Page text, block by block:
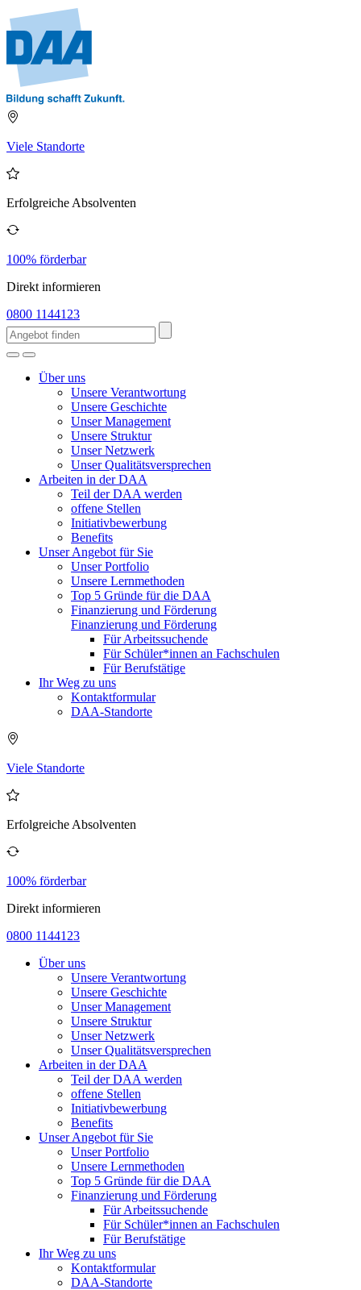
Viele Standorte
Erfolgreiche Absolventen
100% förderbar
Direkt informieren
0800 1144123
Über uns
Unsere Verantwortung
Unsere Geschichte
Unser Management
Unsere Struktur
Unser Netzwerk
Unser Qualitätsversprechen
Arbeiten in der DAA
Teil der DAA werden
offene Stellen
Initiativbewerbung
Benefits
Unser Angebot für Sie
Unser Portfolio
Unsere Lernmethoden
Top 5 Gründe für die DAA
Finanzierung und Förderung
Finanzierung und Förderung
Für Arbeitssuchende
Für Schüler*innen an Fachschulen
Für Berufstätige
Ihr Weg zu uns
Kontaktformular
DAA-Standorte
Viele Standorte
Erfolgreiche Absolventen
100% förderbar
Direkt informieren
0800 1144123
Über uns
Unsere Verantwortung
Unsere Geschichte
Unser Management
Unsere Struktur
Unser Netzwerk
Unser Qualitätsversprechen
Arbeiten in der DAA
Teil der DAA werden
offene Stellen
Initiativbewerbung
Benefits
Unser Angebot für Sie
Unser Portfolio
Unsere Lernmethoden
Top 5 Gründe für die DAA
Finanzierung und Förderung
Für Arbeitssuchende
Für Schüler*innen an Fachschulen
Für Berufstätige
Ihr Weg zu uns
Kontaktformular
DAA-Standorte